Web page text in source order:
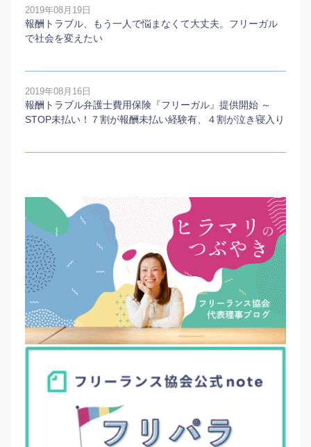
2019年08月19日
報酬トラブル、もう一人で悩まなくて大丈夫。フリーガル
で社会を変えたい
2019年08月16日
報酬トラブル弁護士費用保険『フリーガル』提供開始 ～
STOP未払い！７割が報酬未払い経験有、４割が泣き寝入り